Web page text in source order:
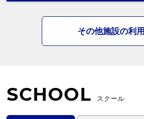
その他施設の利用
SCHOOL スクール